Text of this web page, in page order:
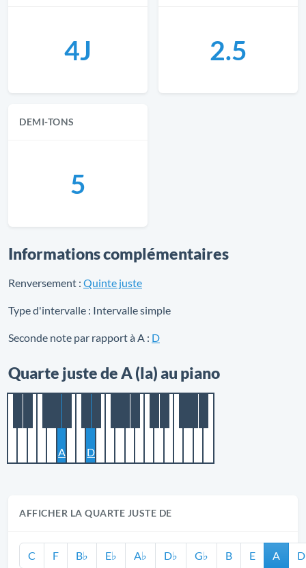
4J 2.5
DEMI-TONS
5
Informations complémentaires
Renversement : Quinte juste
Type d'intervalle : Intervalle simple
Seconde note par rapport à A : D
Quarte juste de A (la) au piano
A D
AFFICHER LA QUARTE JUSTE DE
C F B♭ E♭ A♭ D♭ G♭ B E A D